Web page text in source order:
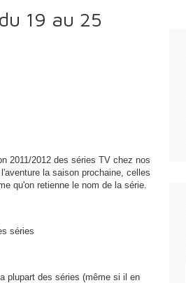
19 au 25
2011/2012 des séries TV chez nos
la saison prochaine, celles
qu'on retienne le nom de la série.
séries
plupart des séries (même si il en